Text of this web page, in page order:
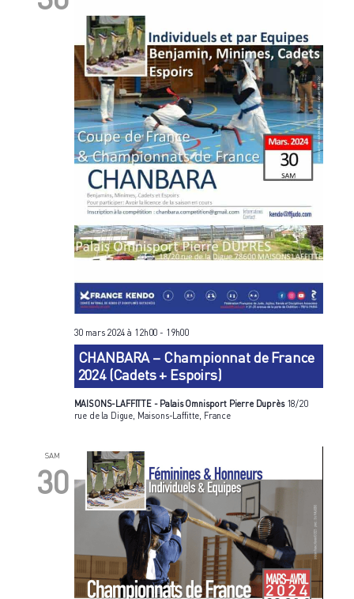
CHANBARA – Championnat de France
2024 (Cadets + Espoirs)
30 mars 2024 à 12h00 - 19h00
MAISONS-LAFFITTE - Palais Omnisport Pierre Duprès 18/20
rue de la Digue, Maisons-Laffitte, France
SAM
30